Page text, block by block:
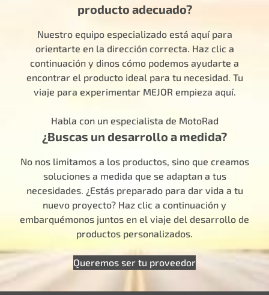
producto adecuado?
Nuestro equipo especializado está aquí para
orientarte en la dirección correcta. Haz clic a
continuación y dinos cómo podemos ayudarte a
encontrar el producto ideal para tu necesidad. Tu
viaje para experimentar MEJOR empieza aquí.
Habla con un especialista de MotoRad
¿Buscas un desarrollo a medida?
No nos limitamos a los productos, sino que creamos
soluciones a medida que se adaptan a tus
necesidades. ¿Estás preparado para dar vida a tu
nuevo proyecto? Haz clic a continuación y
embarquémonos juntos en el viaje del desarrollo de
productos personalizados.
Queremos ser tu proveedor